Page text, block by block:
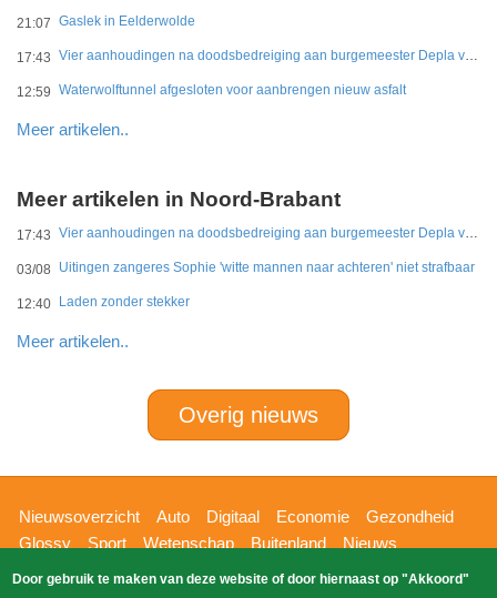
21:07 Gaslek in Eelderwolde
17:43 Vier aanhoudingen na doodsbedreiging aan burgemeester Depla van Breda
12:59 Waterwolftunnel afgesloten voor aanbrengen nieuw asfalt
Meer artikelen..
Meer artikelen in Noord-Brabant
17:43 Vier aanhoudingen na doodsbedreiging aan burgemeester Depla van Breda
03/08 Uitingen zangeres Sophie 'witte mannen naar achteren' niet strafbaar
12:40 Laden zonder stekker
Meer artikelen..
Overig nieuws
Hoofdnavigatie
Nieuwsoverzicht Auto Digitaal Economie
Gezondheid
Glossy
Sport Wetenschap Buitenland
Nieuws
Bizzpress
Blik op 112 Provincies
Weekoverzicht
Door gebruik te maken van deze website of door hiernaast op "Akkoord"